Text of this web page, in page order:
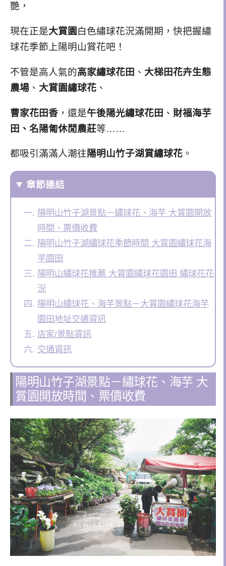
艷，
現在正是大賞園 白色繡球花況滿開期，快把握繡
球花季節上陽明山賞花吧！
不管是高人氣的高家繡球花田 、 大梯田花卉生態
農場 、 大賞園繡球花 、
曹家花田香 ，還是午後陽光繡球花田 、 財福海芋
田、名陽匍休閒農莊等……
都吸引滿滿人潮往陽明山竹子湖賞繡球花 。
章節連結
陽明山竹子湖景點－繡球花、海芋 大賞園開放
時間、票價收費
陽明山竹子湖繡球花季節時間 大賞園繡球花海
芋園田
陽明山繡球花推薦 大賞園繡球花園田 繡球花花
況
陽明山繡球花、海芋景點－大賞園繡球花海芋
園田地址交通資訊
店家/景點資訊
交通資訊
陽明山竹子湖景點－繡球花、海芋 大
賞園開放時間、票價收費